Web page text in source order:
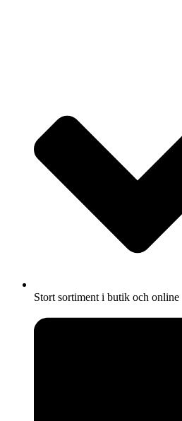
Stort sortiment i butik och online